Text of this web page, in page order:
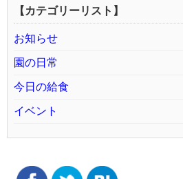
【カテゴリーリスト】
お知らせ
園の日常
今日の給食
イベント